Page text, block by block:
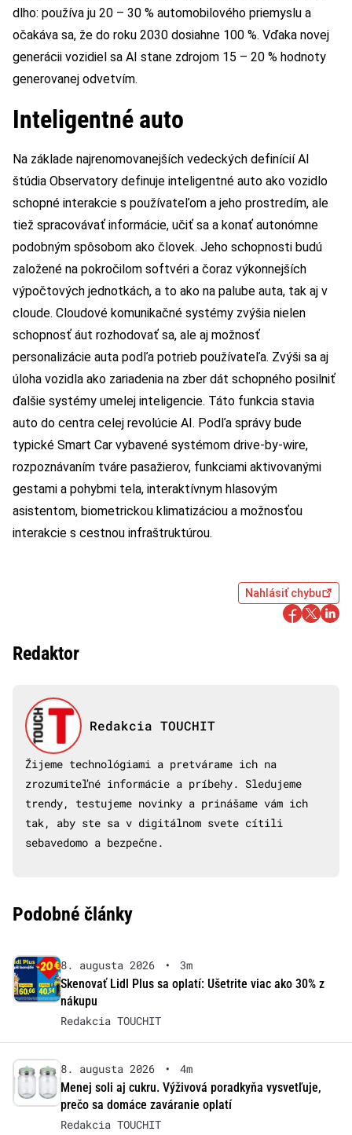
dlho: používa ju 20 – 30 % automobilového priemyslu a
očakáva sa, že do roku 2030 dosiahne 100 %. Vďaka novej
generácii vozidiel sa AI stane zdrojom 15 – 20 % hodnoty
generovanej odvetvím.
Inteligentné auto
Na základe najrenomovanejších vedeckých definícií AI
štúdia Observatory definuje inteligentné auto ako vozidlo
schopné interakcie s používateľom a jeho prostredím, ale
tiež spracovávať informácie, učiť sa a konať autonómne
podobným spôsobom ako človek. Jeho schopnosti budú
založené na pokročilom softvéri a čoraz výkonnejších
výpočtových jednotkách, a to ako na palube auta, tak aj v
cloude. Cloudové komunikačné systémy zvýšia nielen
schopnosť áut rozhodovať sa, ale aj možnosť
personalizácie auta podľa potrieb používateľa. Zvýši sa aj
úloha vozidla ako zariadenia na zber dát schopného posilniť
ďalšie systémy umelej inteligencie. Táto funkcia stavia
auto do centra celej revolúcie AI. Podľa správy bude
typické Smart Car vybavené systémom drive-by-wire,
rozpoznávaním tváre pasažierov, funkciami aktivovanými
gestami a pohybmi tela, interaktívnym hlasovým
asistentom, biometrickou klimatizáciou a možnosťou
interakcie s cestnou infraštruktúrou.
Nahlásiť chybu
Redaktor
Redakcia TOUCHIT
Žijeme technológiami a pretvárame ich na
zrozumiteľné informácie a príbehy. Sledujeme
trendy, testujeme novinky a prinášame vám ich
tak, aby ste sa v digitálnom svete cítili
sebavedomo a bezpečne.
Podobné články
8. augusta 2026 •
3m
Skenovať Lidl Plus sa oplatí: Ušetrite viac ako 30% z
nákupu
Redakcia TOUCHIT
8. augusta 2026 •
4m
Menej soli aj cukru. Výživová poradkyňa vysvetľuje,
prečo sa domáce zaváranie oplatí
Redakcia TOUCHIT